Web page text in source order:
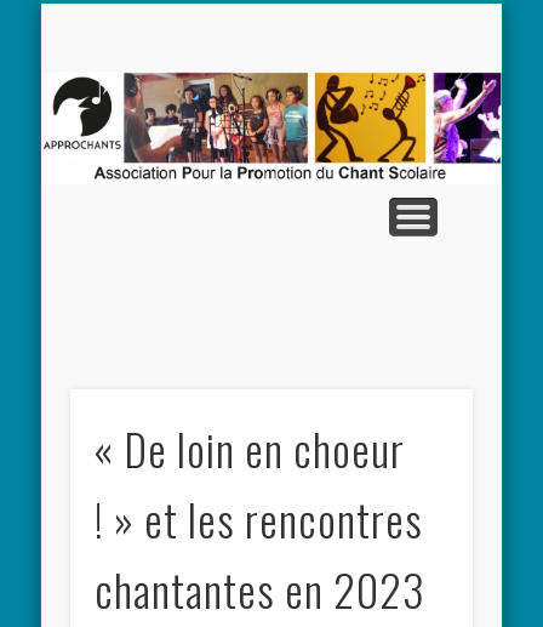
L’ASSOCIATION
LES RÉPERTOIRES
COMMANDER
LES RENCONTRES
RESSOURCES
ADHÉRER À L’ASSOCIATION
NOUS TROUVER
« De loin en choeur
! » et les rencontres
chantantes en 2023